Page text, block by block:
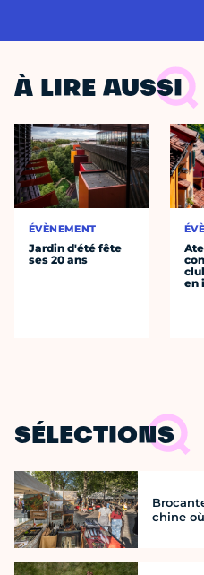
À LIRE AUSSI
ÉVÈNEMENT
Jardin d'été fête
ses 20 ans
en
SÉLECTIONS
chine